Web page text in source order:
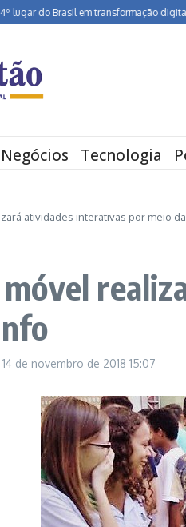
do Brasil em transformação digital
Negócios Tecnologia
atividades interativas por meio
14 de novembro de 2018 15:07